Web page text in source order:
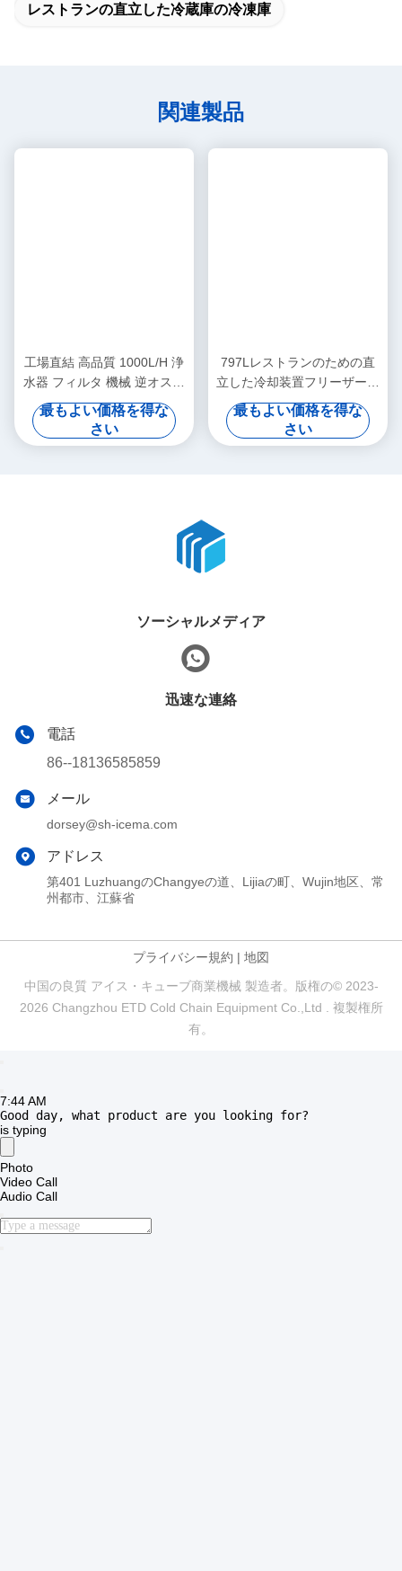
レストランの直立した冷蔵庫の冷凍庫
関連製品
工場直結 高品質 1000L/H 浄
水器 フィルタ 機械 逆オスモ
ス 水浄機 氷/水を作る
最もよい価格を得な
さい
797Lレストランのための直
立した冷却装置フリーザーの
商業霜のないスマートな低温
最もよい価格を得な
さい
ソーシャルメディア
迅速な連絡
電話
86--18136585859
メール
dorsey@sh-icema.com
アドレス
第401 LuzhuangのChangyeの道、Lijiaの町、Wujin地区、常
州都市、江蘇省
プライバシー規約 | 地図
中国の良質 アイス・キューブ商業機械 製造者。版権の© 2023-
2026 Changzhou ETD Cold Chain Equipment Co.,Ltd . 複製権所
有。